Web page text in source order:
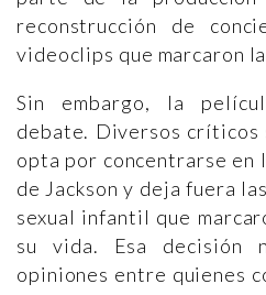
reconstrucción de
videoclips que marcaron
Sin embargo, la
debate. Diversos críticos
opta por concentrarse
de Jackson y deja fuera
sexual infantil que
su vida. Esa decisión
opiniones entre quienes